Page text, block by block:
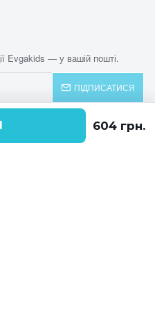
Evgakids — у вашій пошті.
ПІДПИСАТИСЯ